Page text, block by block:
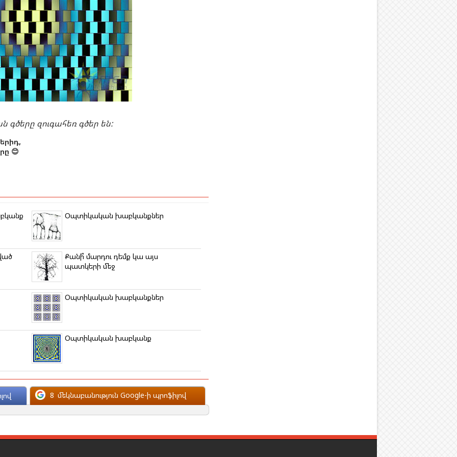
գծերը զուգահեռ գծեր են:
😊
Օպտիկական խաբկանքներ
Քանի՞ մարդու դեմք կա այս
պատկերի մեջ
Օպտիկական խաբկանքներ
Օպտիկական խաբկանք
8 մեկնաբանություն Google-ի պրոֆիլով